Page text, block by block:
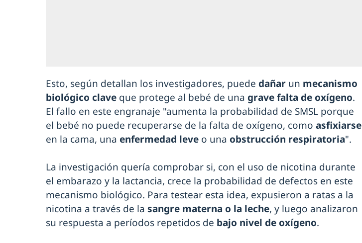
Esto, según detallan los investigadores, puede dañar un mecanismo
biológico clave que protege al bebé de una grave falta de oxígeno.
El fallo en este engranaje "aumenta la probabilidad de SMSL porque
el bebé no puede recuperarse de la falta de oxígeno, como asfixiarse
en la cama, una enfermedad leve o una obstrucción respiratoria".
La investigación quería comprobar si, con el uso de nicotina durante
el embarazo y la lactancia, crece la probabilidad de defectos en este
mecanismo biológico. Para testear esta idea, expusieron a ratas a la
nicotina a través de la sangre materna o la leche, y luego analizaron
su respuesta a períodos repetidos de bajo nivel de oxígeno.